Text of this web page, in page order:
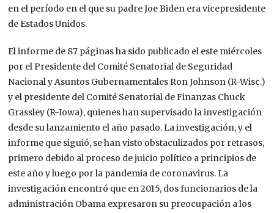
en el período en el que su padre Joe Biden era vicepresidente
de Estados Unidos.
El informe de 87 páginas ha sido publicado el este miércoles
por el Presidente del Comité Senatorial de Seguridad
Nacional y Asuntos Gubernamentales Ron Johnson (R-Wisc.)
y el presidente del Comité Senatorial de Finanzas Chuck
Grassley (R-Iowa), quienes han supervisado la investigación
desde su lanzamiento el año pasado. La investigación, y el
informe que siguió, se han visto obstaculizados por retrasos,
primero debido al proceso de juicio político a principios de
este año y luego por la pandemia de coronavirus. La
investigación encontró que en 2015, dos funcionarios de la
administración Obama expresaron su preocupación a los